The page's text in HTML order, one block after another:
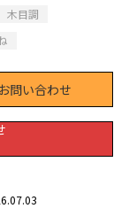
木目調
お問い合わせ